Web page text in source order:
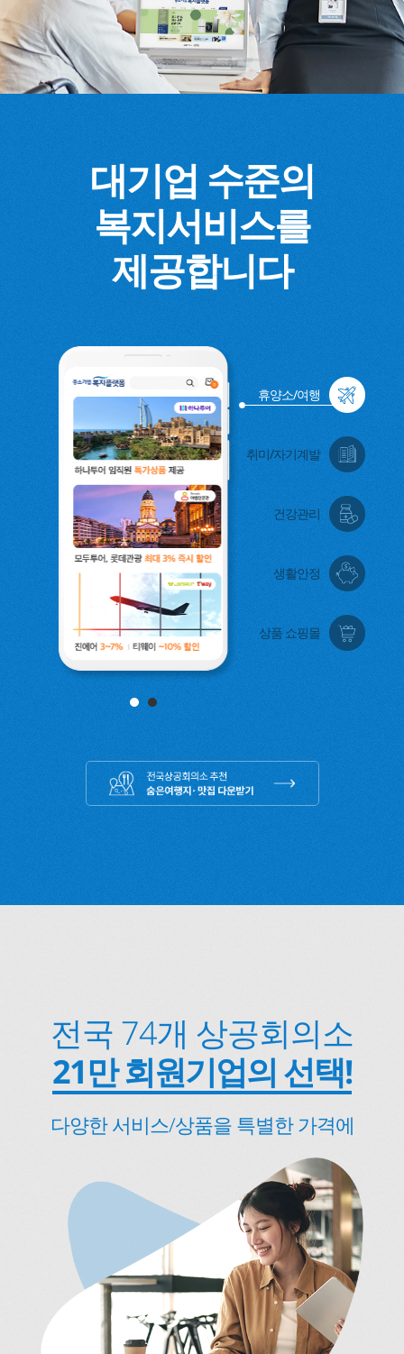
대기업 수준의
복지서비스를
제공합니다
휴양소/여행
취미/자기계발
건강관리
생활안정
상품 쇼핑몰
전국 74개 상공회의소
21만 회원기업의 선택!
다양한 서비스/상품을 특별한 가격에